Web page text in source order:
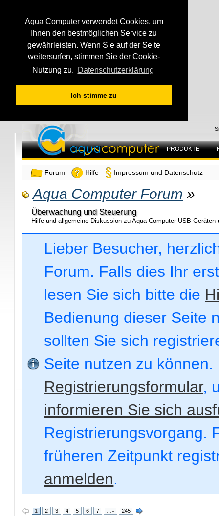
Aqua Computer verwendet Cookies, um
Ihnen den bestmöglichen Service zu
gewährleisten. Wenn Sie auf der Seite
weitersurfen, stimmen Sie der Cookie-
Nutzung zu.
Datenschutzerklärung
Ich stimme zu
PRODUKTE
Forum Hilfe Impressum und Datenschutz
Aqua Computer Forum »
Überwachung und Steuerung
Hilfe und allgemeine Diskussion zu Aqua Computer USB Geräten
Lieber Besucher,
Forum. Falls dies Ihr
lesen Sie sich bitte die
Bedienung dieser Seite
sollten Sie sich
Seite nutzen zu
Registrierungsformular,
informieren Sie sich
Registrierungsvorgang.
früheren Zeitpunkt
anmelden.
1 2 3 4 5 6 7 … 245